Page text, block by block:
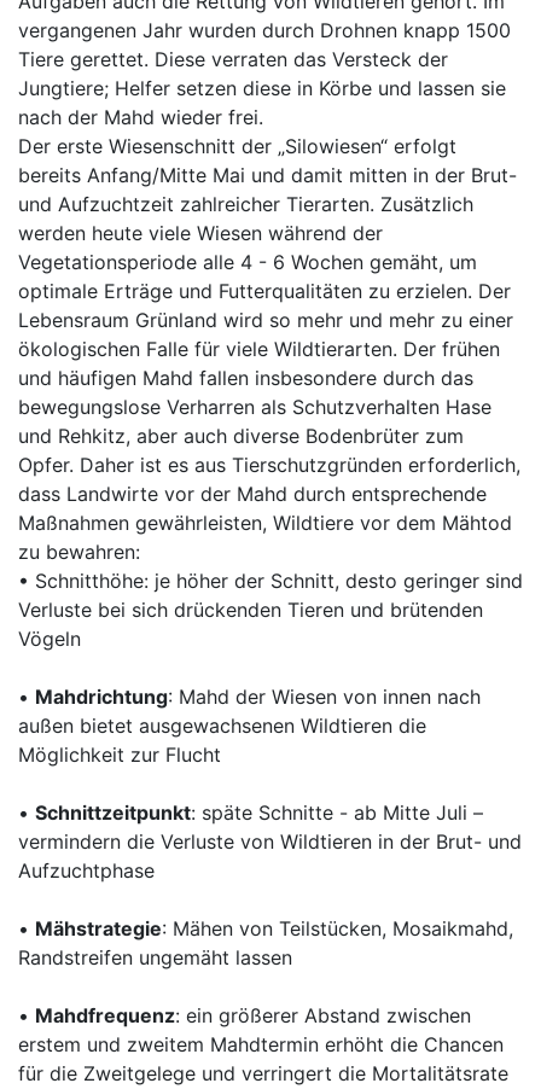
vergangenen Jahr wurden durch Drohnen knapp 1500
Tiere gerettet. Diese verraten das Versteck der
Jungtiere; Helfer setzen diese in Körbe und lassen sie
nach der Mahd wieder frei.
Der erste Wiesenschnitt der „Silowiesen“ erfolgt
bereits Anfang/Mitte Mai und damit mitten in der Brut-
und Aufzuchtzeit zahlreicher Tierarten. Zusätzlich
werden heute viele Wiesen während der
Vegetationsperiode alle 4 - 6 Wochen gemäht, um
optimale Erträge und Futterqualitäten zu erzielen. Der
Lebensraum Grünland wird so mehr und mehr zu einer
ökologischen Falle für viele Wildtierarten. Der frühen
und häufigen Mahd fallen insbesondere durch das
bewegungslose Verharren als Schutzverhalten Hase
und Rehkitz, aber auch diverse Bodenbrüter zum
Opfer. Daher ist es aus Tierschutzgründen erforderlich,
dass Landwirte vor der Mahd durch entsprechende
Maßnahmen gewährleisten, Wildtiere vor dem Mähtod
zu bewahren:
• Schnitthöhe: je höher der Schnitt, desto geringer sind
Verluste bei sich drückenden Tieren und brütenden
Vögeln
• Mahdrichtung: Mahd der Wiesen von innen nach
außen bietet ausgewachsenen Wildtieren die
Möglichkeit zur Flucht
• Schnittzeitpunkt: späte Schnitte - ab Mitte Juli –
vermindern die Verluste von Wildtieren in der Brut- und
Aufzuchtphase
• Mähstrategie: Mähen von Teilstücken, Mosaikmahd,
Randstreifen ungemäht lassen
• Mahdfrequenz: ein größerer Abstand zwischen
erstem und zweitem Mahdtermin erhöht die Chancen
für die Zweitgelege und verringert die Mortalitätsrate